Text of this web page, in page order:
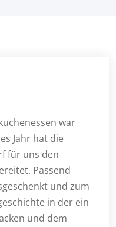
war
Jahr hat die
für uns den
Passend
und zum
in der ein
und dem